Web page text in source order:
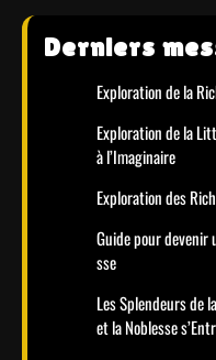
Derniers
Exploration de la
Exploration de la
à l’Imaginaire
Exploration des
Guide pour
sse
Les Splendeurs de
et la Noblesse